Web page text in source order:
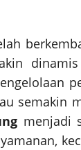
semakin
menjadi